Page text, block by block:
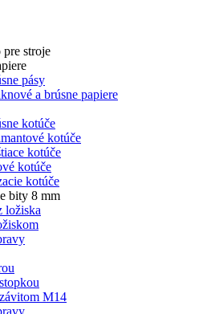
pre stroje
pásy
a brúsne papiere
kotúče
kotúče
kotúče
kotúče
kotúče
bity 8 mm
ložiska
M14